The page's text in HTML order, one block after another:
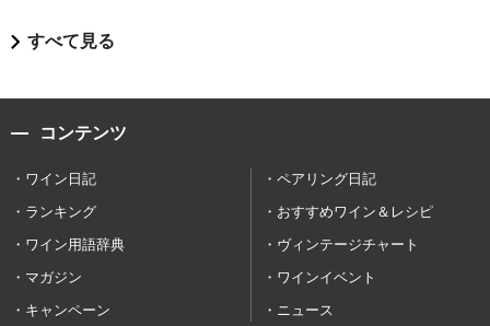
すべて見る
コンテンツ
ワイン日記
ペアリング日記
ランキング
おすすめワイン＆レシピ
ワイン用語辞典
ヴィンテージチャート
マガジン
ワインイベント
キャンペーン
ニュース